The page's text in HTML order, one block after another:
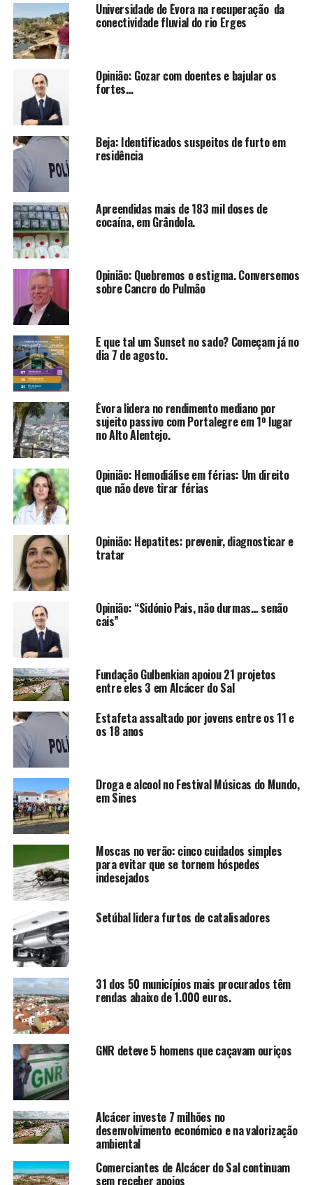
Universidade de Évora na recuperação da
conectividade fluvial do rio Erges
Opinião: Gozar com doentes e bajular os
fortes…
Beja: Identificados suspeitos de furto em
residência
Apreendidas mais de 183 mil doses de
cocaína, em Grândola.
Opinião: Quebremos o estigma. Conversemos
sobre Cancro do Pulmão
E que tal um Sunset no sado? Começam já no
dia 7 de agosto.
Évora lidera no rendimento mediano por
sujeito passivo com Portalegre em 1º lugar
no Alto Alentejo.
Opinião: Hemodiálise em férias: Um direito
que não deve tirar férias
Opinião: Hepatites: prevenir, diagnosticar e
tratar
Opinião: “Sidónio Pais, não durmas… senão
cais”
Fundação Gulbenkian apoiou 21 projetos
entre eles 3 em Alcácer do Sal
Estafeta assaltado por jovens entre os 11 e
os 18 anos
Droga e alcool no Festival Músicas do Mundo,
em Sines
Moscas no verão: cinco cuidados simples
para evitar que se tornem hóspedes
indesejados
Setúbal lidera furtos de catalisadores
31 dos 50 municípios mais procurados têm
rendas abaixo de 1.000 euros.
GNR deteve 5 homens que caçavam ouriços
Alcácer investe 7 milhões no
desenvolvimento económico e na valorização
ambiental
Comerciantes de Alcácer do Sal continuam
sem receber apoios